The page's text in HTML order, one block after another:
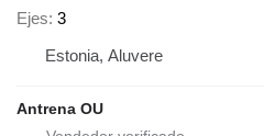
Ejes 3
Estonia, Aluvere
Antrena OU